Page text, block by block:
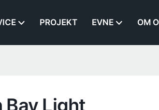
PROJEKT EVNE OM
Bay Light